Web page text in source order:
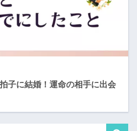
子に結婚！運命の相手に出会